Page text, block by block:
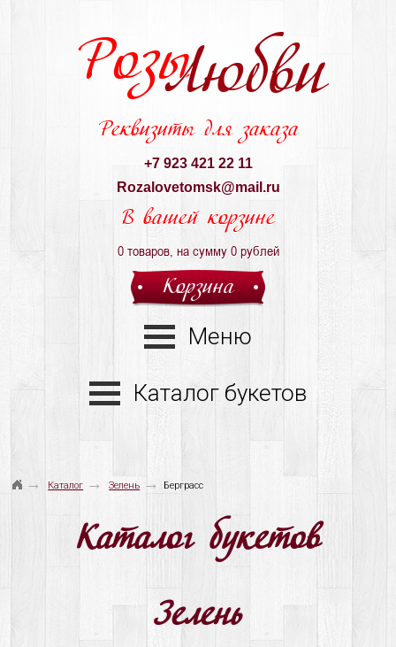
РозыЛюбви
Реквизиты для заказа
+7 923 421 22 11
Rozalovetomsk@mail.ru
В вашей корзине
0товаров, на сумму 0рублей
Корзина
Меню
Каталог букетов
→ Каталог → Зелень → Берграсс
Каталог букетов
Зелень